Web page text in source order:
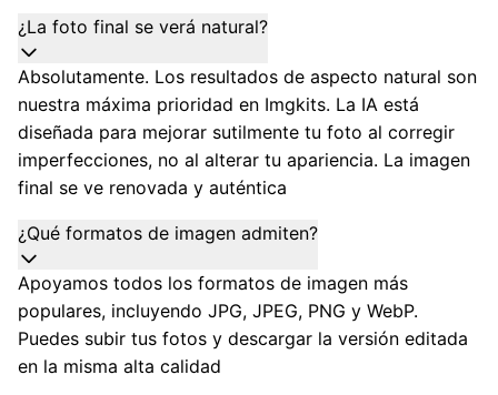
¿La foto final se verá natural?
Absolutamente. Los resultados de aspecto natural son
nuestra máxima prioridad en Imgkits. La IA está
diseñada para mejorar sutilmente tu foto al corregir
imperfecciones, no al alterar tu apariencia. La imagen
final se ve renovada y auténtica
¿Qué formatos de imagen admiten?
Apoyamos todos los formatos de imagen más
populares, incluyendo JPG, JPEG, PNG y WebP.
Puedes subir tus fotos y descargar la versión editada
en la misma alta calidad